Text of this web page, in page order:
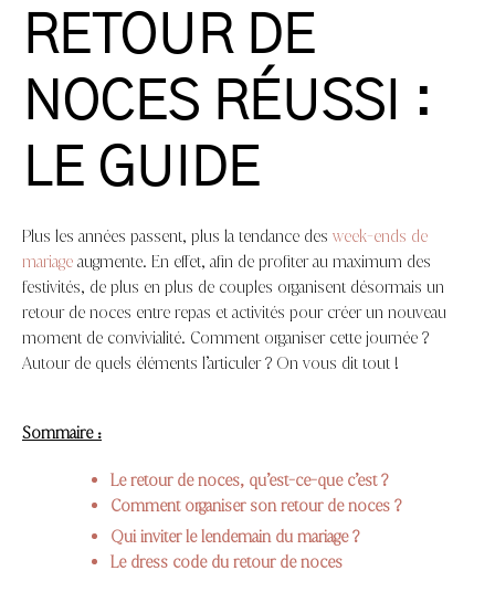
RETOUR DE
NOCES RÉUSSI :
LE GUIDE
Plus les années passent, plus la tendance des week-ends de
mariage augmente. En effet, afin de profiter au maximum des
festivités, de plus en plus de couples organisent désormais un
retour de noces entre repas et activités pour créer un nouveau
moment de convivialité. Comment organiser cette journée ?
Autour de quels éléments l’articuler ? On vous dit tout !
Sommaire :
Le retour de noces, qu’est-ce-que c’est ?
Comment organiser son retour de noces ?
Qui inviter le lendemain du mariage ?
Le dress code du retour de noces